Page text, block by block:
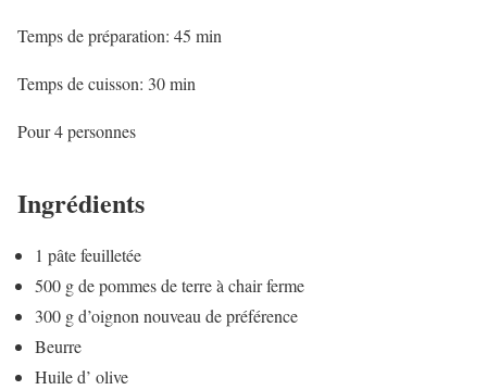
Temps de préparation: 45 min
Temps de cuisson: 30 min
Pour 4 personnes
Ingrédients
1 pâte feuilletée
500 g de pommes de terre à chair ferme
300 g d’oignon nouveau de préférence
Beurre
Huile d’ olive